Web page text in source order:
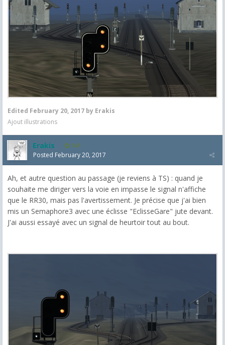
Edited February 20, 2017 by Erakis
Ajout illustrations
Erakis 147
Posted February 20, 2017
Ah, et autre question au passage (je reviens à TS) : quand je
souhaite me diriger vers la voie en impasse le signal n'affiche
que le RR30, mais pas l'avertissement. Je précise que j'ai bien
mis un Semaphore3 avec une éclisse "EclisseGare" jute devant.
J'ai aussi essayé avec un signal de heurtoir tout au bout.